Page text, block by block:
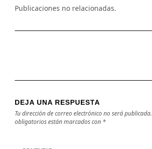
Publicaciones no relacionadas.
DEJA UNA RESPUESTA
Tu dirección de correo electrónico no será publicada.
obligatorios están marcados con *